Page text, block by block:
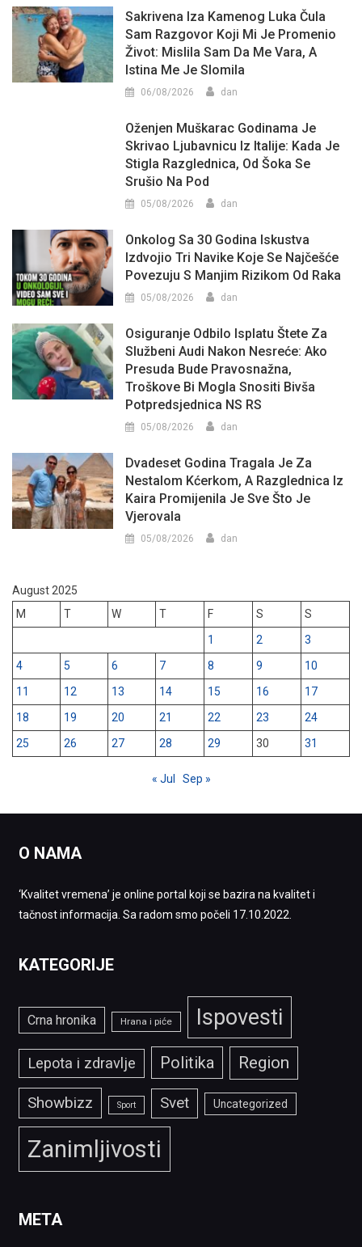
Sakrivena Iza Kamenog Luka Čula
Sam Razgovor Koji Mi Je Promenio
Život: Mislila Sam Da Me Vara, A
Istina Me Je Slomila
06/08/2026 dan
Oženjen Muškarac Godinama Je
Skrivao Ljubavnicu Iz Italije: Kada Je
Stigla Razglednica, Od Šoka Se
Srušio Na Pod
05/08/2026 dan
Onkolog Sa 30 Godina Iskustva
Izdvojio Tri Navike Koje Se Najčešće
Povezuju S Manjim Rizikom Od Raka
05/08/2026 dan
Osiguranje Odbilo Isplatu Štete Za
Službeni Audi Nakon Nesreće: Ako
Presuda Bude Pravosnažna,
Troškove Bi Mogla Snositi Bivša
Potpredsjednica NS RS
05/08/2026 dan
Dvadeset Godina Tragala Je Za
Nestalom Kćerkom, A Razglednica Iz
Kaira Promijenila Je Sve Što Je
Vjerovala
05/08/2026 dan
August 2025
M
T W T F S
S
1
2
3
4
5 6 7 8 9
10
11
12 13 14 15 16
17
18
19 20 21 22 23
24
25
26 27 28 29 30 31
« Jul Sep »
O NAMA
‘Kvalitet vremena’ je online portal koji se bazira na kvalitet i
tačnost informacija. Sa radom smo počeli 17.10.2022.
KATEGORIJE
Crna hronika Hrana i piće Ispovesti
Lepota i zdravlje Politika Region
Showbizz Sport Svet Uncategorized
Zanimljivosti
META